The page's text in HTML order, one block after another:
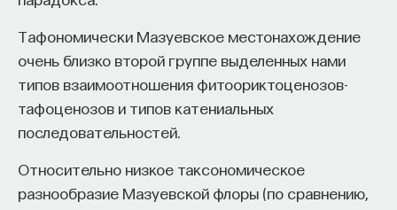
Тафономически Мазуевское местонахождение
очень близко второй группе выделенных нами
типов взаимоотношения фитоориктоценозов-
тафоценозов и типов катениальных
последовательностей.
Относительно низкое таксономическое
разнообразие Мазуевской флоры (по сравнению,